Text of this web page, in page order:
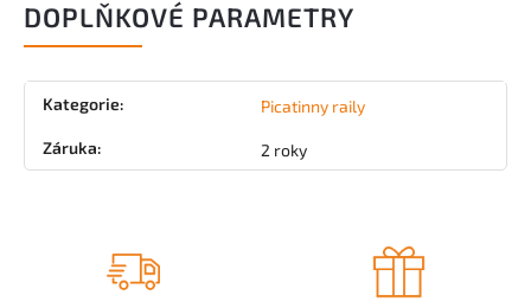
DOPLŇKOVÉ PARAMETRY
Kategorie: Picatinny raily
Záruka: 2 roky